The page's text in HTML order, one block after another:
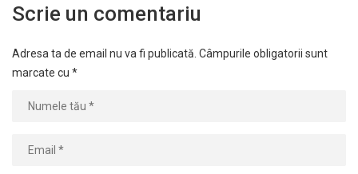
Scrie un comentariu
Adresa ta de email nu va fi publicată. Câmpurile obligatorii sunt
marcate cu *